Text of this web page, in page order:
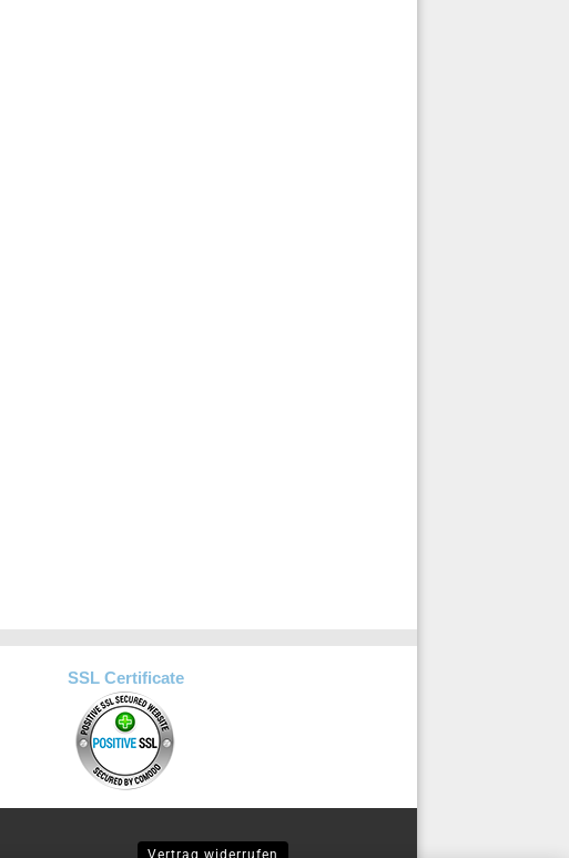
SSL Certificate
Vertrag widerrufen